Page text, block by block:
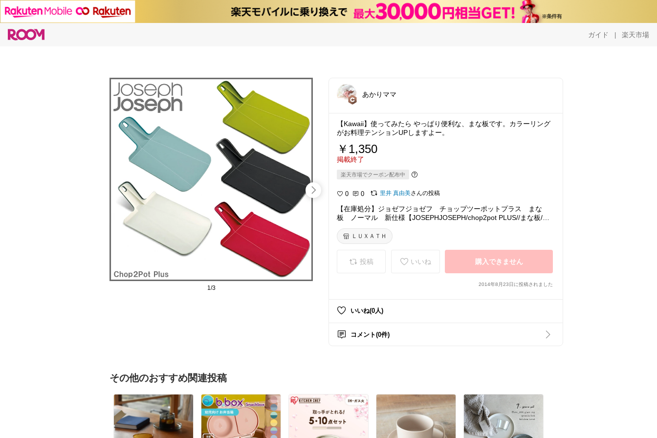
ガイド | 楽天市場
1/3
あかりママ
【Kawaii】使ってみたら やっぱり便利な、まな板です。カラーリング
がお料理テンションUPしますよー。
￥1,350
掲載終了
楽天市場でクーポン配布中
0 0 里井 真由美さんの投稿
【在庫処分】ジョゼフジョゼフ チョップツーポットプラス まな
板 ノーマル 新仕様【JOSEPHJOSEPH/chop2pot PLUS//まな板/ま
ＬＵＸＡＴＨ
投稿 いいね 購入できません
2014年8月23日に投稿されました
いいね(0人)
コメント(0件)
その他のおすすめ関連投稿